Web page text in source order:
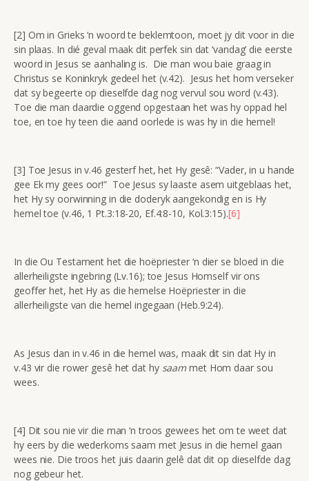
[2] Om in Grieks ‘n woord te beklemtoon, moet jy dit voor in die
sin plaas. In dié geval maak dit perfek sin dat ‘vandag’ die eerste
woord in Jesus se aanhaling is. Die man wou baie graag in
Christus se Koninkryk gedeel het (v.42). Jesus het hom verseker
dat sy begeerte op dieselfde dag nog vervul sou word (v.43).
Toe die man daardie oggend opgestaan het was hy oppad hel
toe, en toe hy teen die aand oorlede is was hy in die hemel!
[3] Toe Jesus in v.46 gesterf het, het Hy gesê: “Vader, in u hande
gee Ek my gees oor!” Toe Jesus sy laaste asem uitgeblaas het,
het Hy sy oorwinning in die doderyk aangekondig en is Hy
hemel toe (v.46, 1 Pt.3:18-20, Ef.4:8-10, Kol.3:15).[6]
In die Ou Testament het die hoëpriester ‘n dier se bloed in die
allerheiligste ingebring (Lv.16); toe Jesus Homself vir ons
geoffer het, het Hy as die hemelse Hoëpriester in die
allerheiligste van die hemel ingegaan (Heb.9:24).
As Jesus dan in v.46 in die hemel was, maak dit sin dat Hy in
v.43 vir die rower gesê het dat hy saam met Hom daar sou
wees.
[4] Dit sou nie vir die man ‘n troos gewees het om te weet dat
hy eers by die wederkoms saam met Jesus in die hemel gaan
wees nie. Die troos het juis daarin gelê dat dit op dieselfde dag
nog gebeur het.